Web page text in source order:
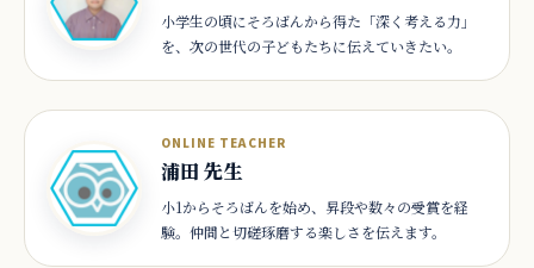
小学生の頃にそろばんから得た「深く考える力」
を、次の世代の子どもたちに伝えていきたい。
ONLINE TEACHER
浦田 先生
小1からそろばんを始め、昇段や数々の受賞を経
験。仲間と切磋琢磨する楽しさを伝えます。